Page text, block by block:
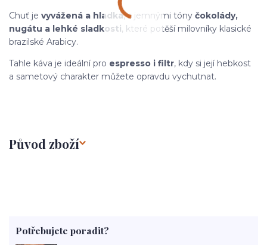
Chuť je vyvážená a hladká, s jemnými tóny čokolády,
nugátu a lehké sladkosti, které potěší milovníky klasické
brazilské Arabicy.
Tahle káva je ideální pro espresso i filtr, kdy si její hebkost
a sametový charakter můžete opravdu vychutnat.
Původ zboží
Potřebujete poradit?